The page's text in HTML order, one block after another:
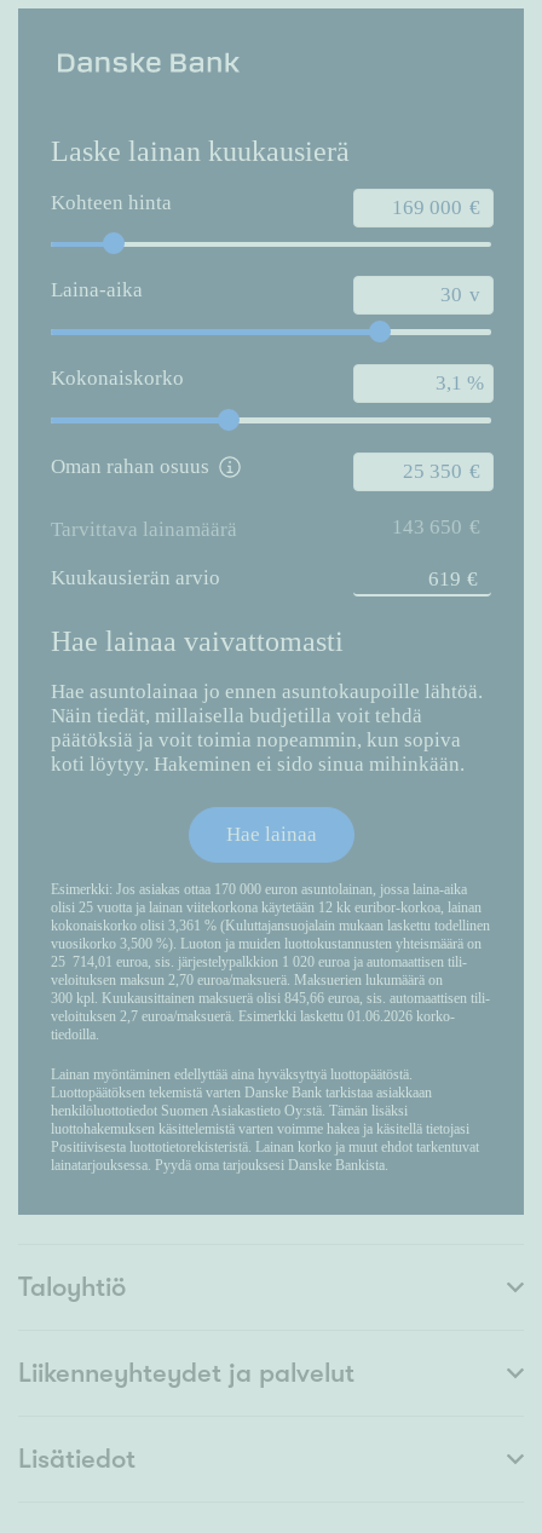
Taloyhtiö
Liikenneyhteydet ja palvelut
Lisätiedot